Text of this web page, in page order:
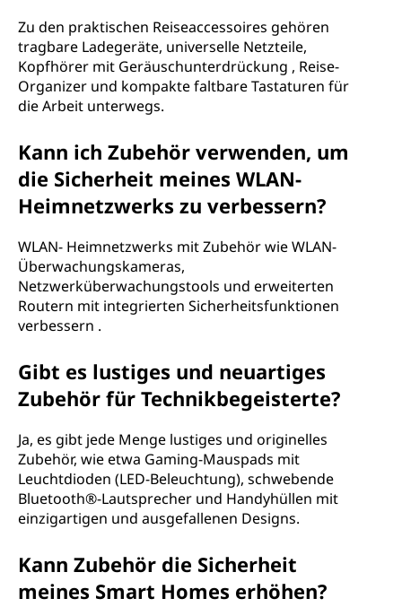
Zu den praktischen Reiseaccessoires gehören
tragbare Ladegeräte, universelle Netzteile,
Kopfhörer mit Geräuschunterdrückung , Reise-
Organizer und kompakte faltbare Tastaturen für
die Arbeit unterwegs.
Kann ich Zubehör verwenden, um
die Sicherheit meines WLAN-
Heimnetzwerks zu verbessern?
WLAN- Heimnetzwerks mit Zubehör wie WLAN-
Überwachungskameras,
Netzwerküberwachungstools und erweiterten
Routern mit integrierten Sicherheitsfunktionen
verbessern .
Gibt es lustiges und neuartiges
Zubehör für Technikbegeisterte?
Ja, es gibt jede Menge lustiges und originelles
Zubehör, wie etwa Gaming-Mauspads mit
Leuchtdioden (LED-Beleuchtung), schwebende
Bluetooth®-Lautsprecher und Handyhüllen mit
einzigartigen und ausgefallenen Designs.
Kann Zubehör die Sicherheit
meines Smart Homes erhöhen?